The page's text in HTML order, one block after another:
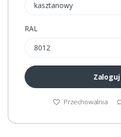
kasztanowy
RAL
8012
Przechowalnia